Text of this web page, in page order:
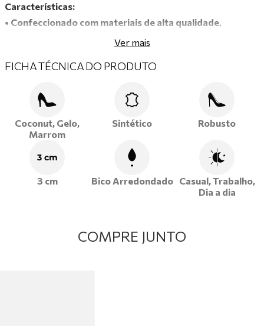
Características:
• Confeccionado com materiais de alta qualidade,
assegurando durabilidade, flexibilidade e excelente ajuste
•Detalhes delicados,que agregam charme e personalidade
• Fechamento em atacador
, oferecendo ajuste firme e
segurança ao caminhar.
• Palmilha acolchoada
durante longos períodos de uso
garantindo conforto prolongado e
absorção de impacto.
feminina com conforto, estilo e autenticidade em cada passo!
Ver mais
FICHA TÉCNICA DO PRODUTO
Coconut, Gelo,
Marrom
Sintético Robusto
3 cm
3 cm Bico Arredondado
Casual, Trabalho,
Dia a dia
COMPRE JUNTO